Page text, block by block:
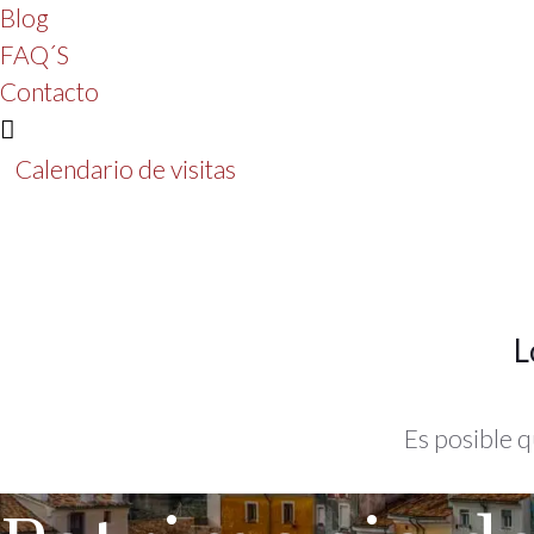
Blog
FAQ´S
Contacto
Calendario de visitas
Es posible